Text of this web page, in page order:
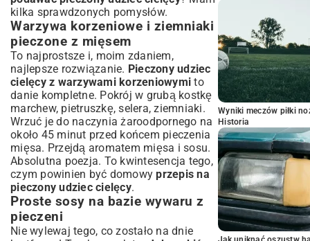
kilka sprawdzonych pomysłów.
Warzywa korzeniowe i ziemniaki
pieczone z mięsem
To najprostsze i, moim zdaniem,
najlepsze rozwiązanie. Pieczony udziec
cielęcy z warzywami korzeniowymi to
danie kompletne. Pokrój w grubą kostkę
marchew, pietruszkę, selera, ziemniaki.
Wrzuć je do naczynia żaroodpornego na
około 45 minut przed końcem pieczenia
mięsa. Przejdą aromatem mięsa i sosu.
Absolutna poezja. To kwintesencja tego,
czym powinien być domowyprzepis na
pieczony udziec cielęcy.
Proste sosy na bazie wywaru z
pieczeni
Nie wylewaj tego, co zostało na dnie
Wyniki meczów piłki
Historia